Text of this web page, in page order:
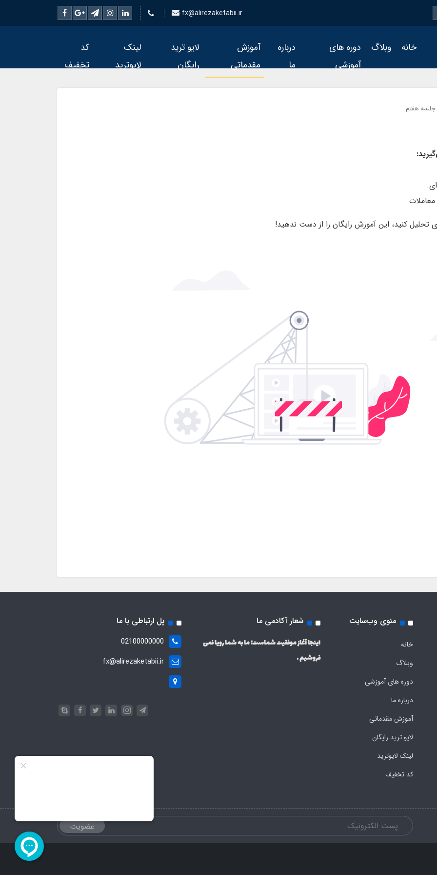
fx@alirezaketabii.ir
خانه وبلاگ
دوره های
آموزشی
درباره
ما
آموزش
مقدماتی
لایو ترید
رایگان
لینک
لایوترید
کد
تخفیف
جلسه هفتم
تحلیل کنید، این آموزش رایگان را از دست ندهید!
منوی وب‌سایت
خانه
وبلاگ
دوره های آموزشی
درباره ما
آموزش مقدماتی
لایو ترید رایگان
لینک لایوترید
کد تخفیف
شعار آکادمی ما
اینجا آغاز موفقیت شماست؛ ما به شما رویا نمی
فروشیم .
پل ارتباطی با ما
02100000000
fx@alirezaketabii.ir
عضویت